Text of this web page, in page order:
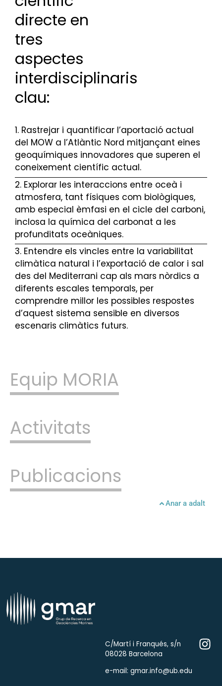
Equip MORIA
Activitats
Publicacions
directe en
tres
aspectes
interdisciplinaris
clau:
1. Rastrejar i quantificar l’aportació actual
del MOW a l’Atlàntic Nord mitjançant eines
geoquímiques innovadores que superen el
coneixement científic actual.
2. Explorar les interaccions entre oceà i
atmosfera, tant físiques com biològiques,
amb especial èmfasi en el cicle del carboni,
inclosa la química del carbonat a les
profunditats oceàniques.
3. Entendre els vincles entre la variabilitat
climàtica natural i l’exportació de calor i sal
des del Mediterrani cap als mars nòrdics a
diferents escales temporals, per
comprendre millor les possibles respostes
d’aquest sistema sensible en diversos
escenaris climàtics futurs.
Anar a adalt
C/Martí i Franqués, s/n
08028 Barcelona
e-mail: gmar.info@ub.edu